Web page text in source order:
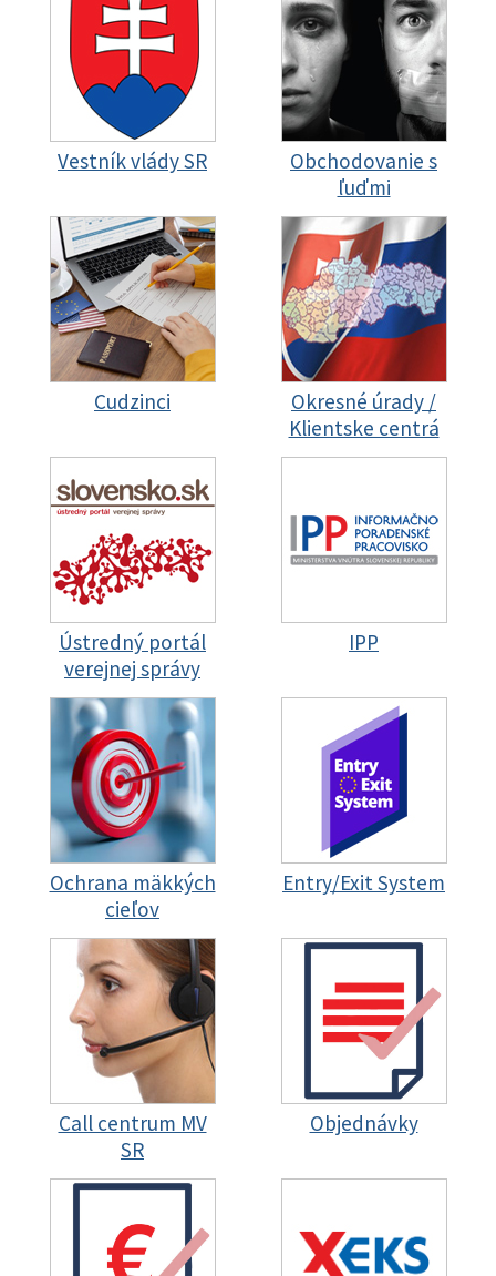
Vestník vlády SR
Obchodovanie s
ľuďmi
Cudzinci
Okresné úrady /
Klientske centrá
Ústredný portál
verejnej správy
IPP
Ochrana mäkkých
cieľov
Entry/Exit System
Call centrum MV
SR
Objednávky